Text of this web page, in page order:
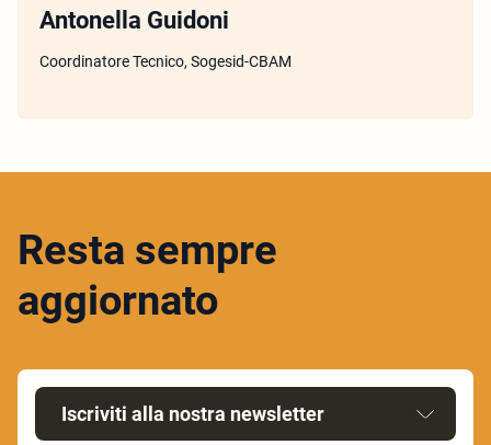
Antonella Guidoni
Coordinatore Tecnico, Sogesid-CBAM
Resta sempre
aggiornato
Iscriviti alla nostra newsletter